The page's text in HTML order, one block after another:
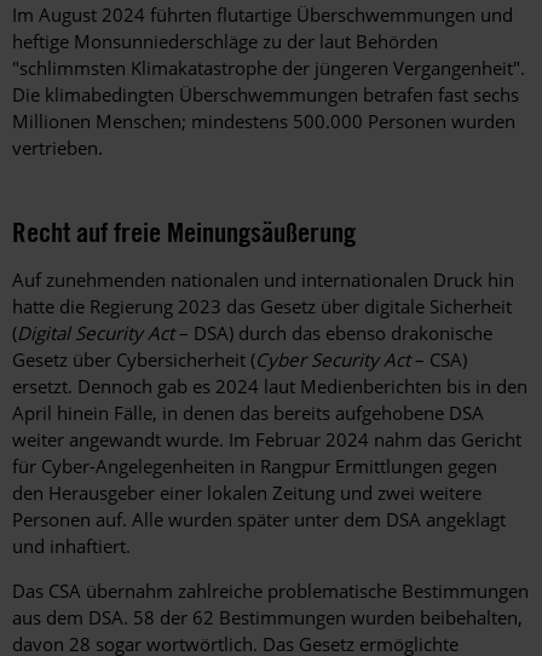
Im August 2024 führten flutartige Überschwemmungen und
heftige Monsunniederschläge zu der laut Behörden
"schlimmsten Klimakatastrophe der jüngeren Vergangenheit".
Die klimabedingten Überschwemmungen betrafen fast sechs
Millionen Menschen; mindestens 500.000 Personen wurden
vertrieben.
Recht auf freie Meinungsäußerung
Auf zunehmenden nationalen und internationalen Druck hin
hatte die Regierung 2023 das Gesetz über digitale Sicherheit
(Digital Security Act– DSA) durch das ebenso drakonische
Gesetz über Cybersicherheit (Cyber Security Act– CSA)
ersetzt. Dennoch gab es 2024 laut Medienberichten bis in den
April hinein Fälle, in denen das bereits aufgehobene DSA
weiter angewandt wurde. Im Februar 2024 nahm das Gericht
für Cyber-Angelegenheiten in Rangpur Ermittlungen gegen
den Herausgeber einer lokalen Zeitung und zwei weitere
Personen auf. Alle wurden später unter dem DSA angeklagt
und inhaftiert.
Das CSA übernahm zahlreiche problematische Bestimmungen
aus dem DSA. 58 der 62 Bestimmungen wurden beibehalten,
davon 28 sogar wortwörtlich. Das Gesetz ermöglichte